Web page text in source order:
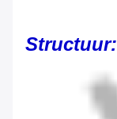
Structuur: